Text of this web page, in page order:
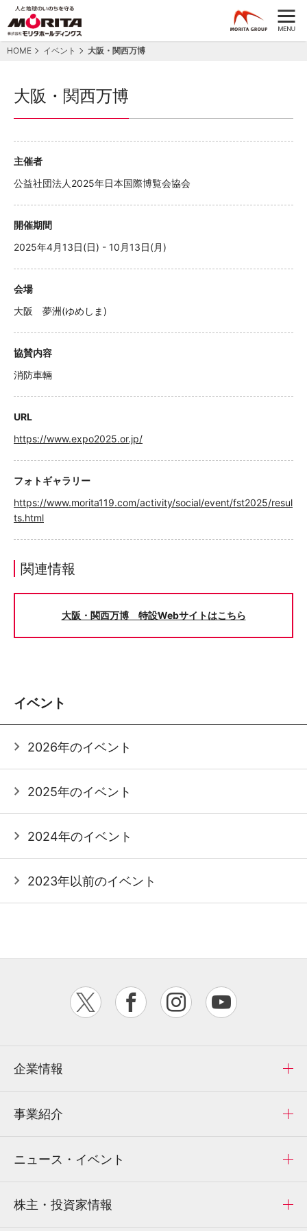
HOME イベント 大阪・関西万博
大阪・関西万博
主催者
公益社団法人2025年日本国際博覧会協会
開催期間
2025年4月13日(日) - 10月13日(月)
会場
大阪 夢洲(ゆめしま)
協賛内容
消防車輛
URL
https://www.expo2025.or.jp/
フォトギャラリー
https://www.morita119.com/activity/social/event/fst2025/resul
ts.html
関連情報
大阪・関西万博 特設Webサイトはこちら
イベント
2026年のイベント
2025年のイベント
2024年のイベント
2023年以前のイベント
企業情報
事業紹介
ニュース・イベント
株主・投資家情報